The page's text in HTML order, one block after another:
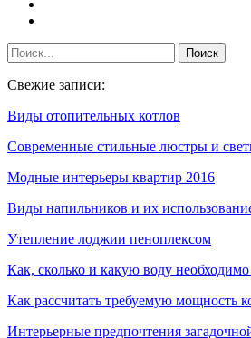
Свежие записи:
Виды отопительных котлов
Современные стильные люстры и
Модные интерьеры квартир 2016
Виды напильников и их
Утепление лоджии пеноплексом
Как, сколько и какую воду
Как рассчитать требуемую мощность
Интерьерные предпочтения